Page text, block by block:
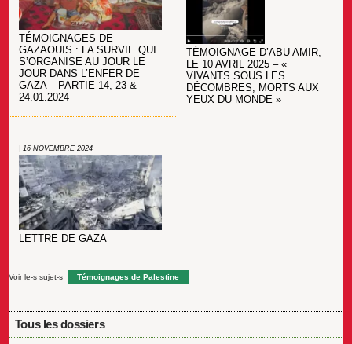
TÉMOIGNAGES DE
GAZAOUIS : LA SURVIE QUI
S’ORGANISE AU JOUR LE
JOUR DANS L’ENFER DE
GAZA – PARTIE 14, 23 &
24.01.2024
TÉMOIGNAGE D’ABU AMIR,
LE 10 AVRIL 2025 – «
VIVANTS SOUS LES
DÉCOMBRES, MORTS AUX
YEUX DU MONDE »
| 16 NOVEMBRE 2024
LETTRE DE GAZA
Voir le-s sujet-s Témoignages de Palestine
Tous les dossiers